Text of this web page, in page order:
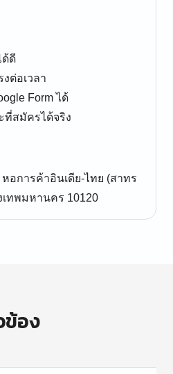
ด้ดี
ต่อเวลา
Form ได้
ที่สมัครได้จริง
อการค้าอินเดีย-ไทย (สาทร
ทพมหานคร 10120
ข้อง